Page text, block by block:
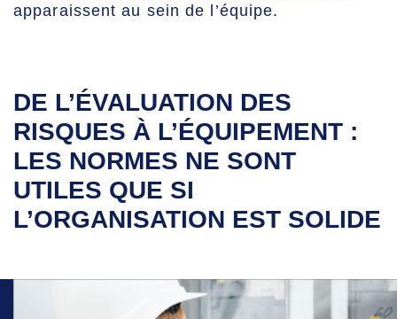
apparaissent au sein de l’équipe.
DE L’ÉVALUATION DES
RISQUES À L’ÉQUIPEMENT :
LES NORMES NE SONT
UTILES QUE SI
L’ORGANISATION EST SOLIDE